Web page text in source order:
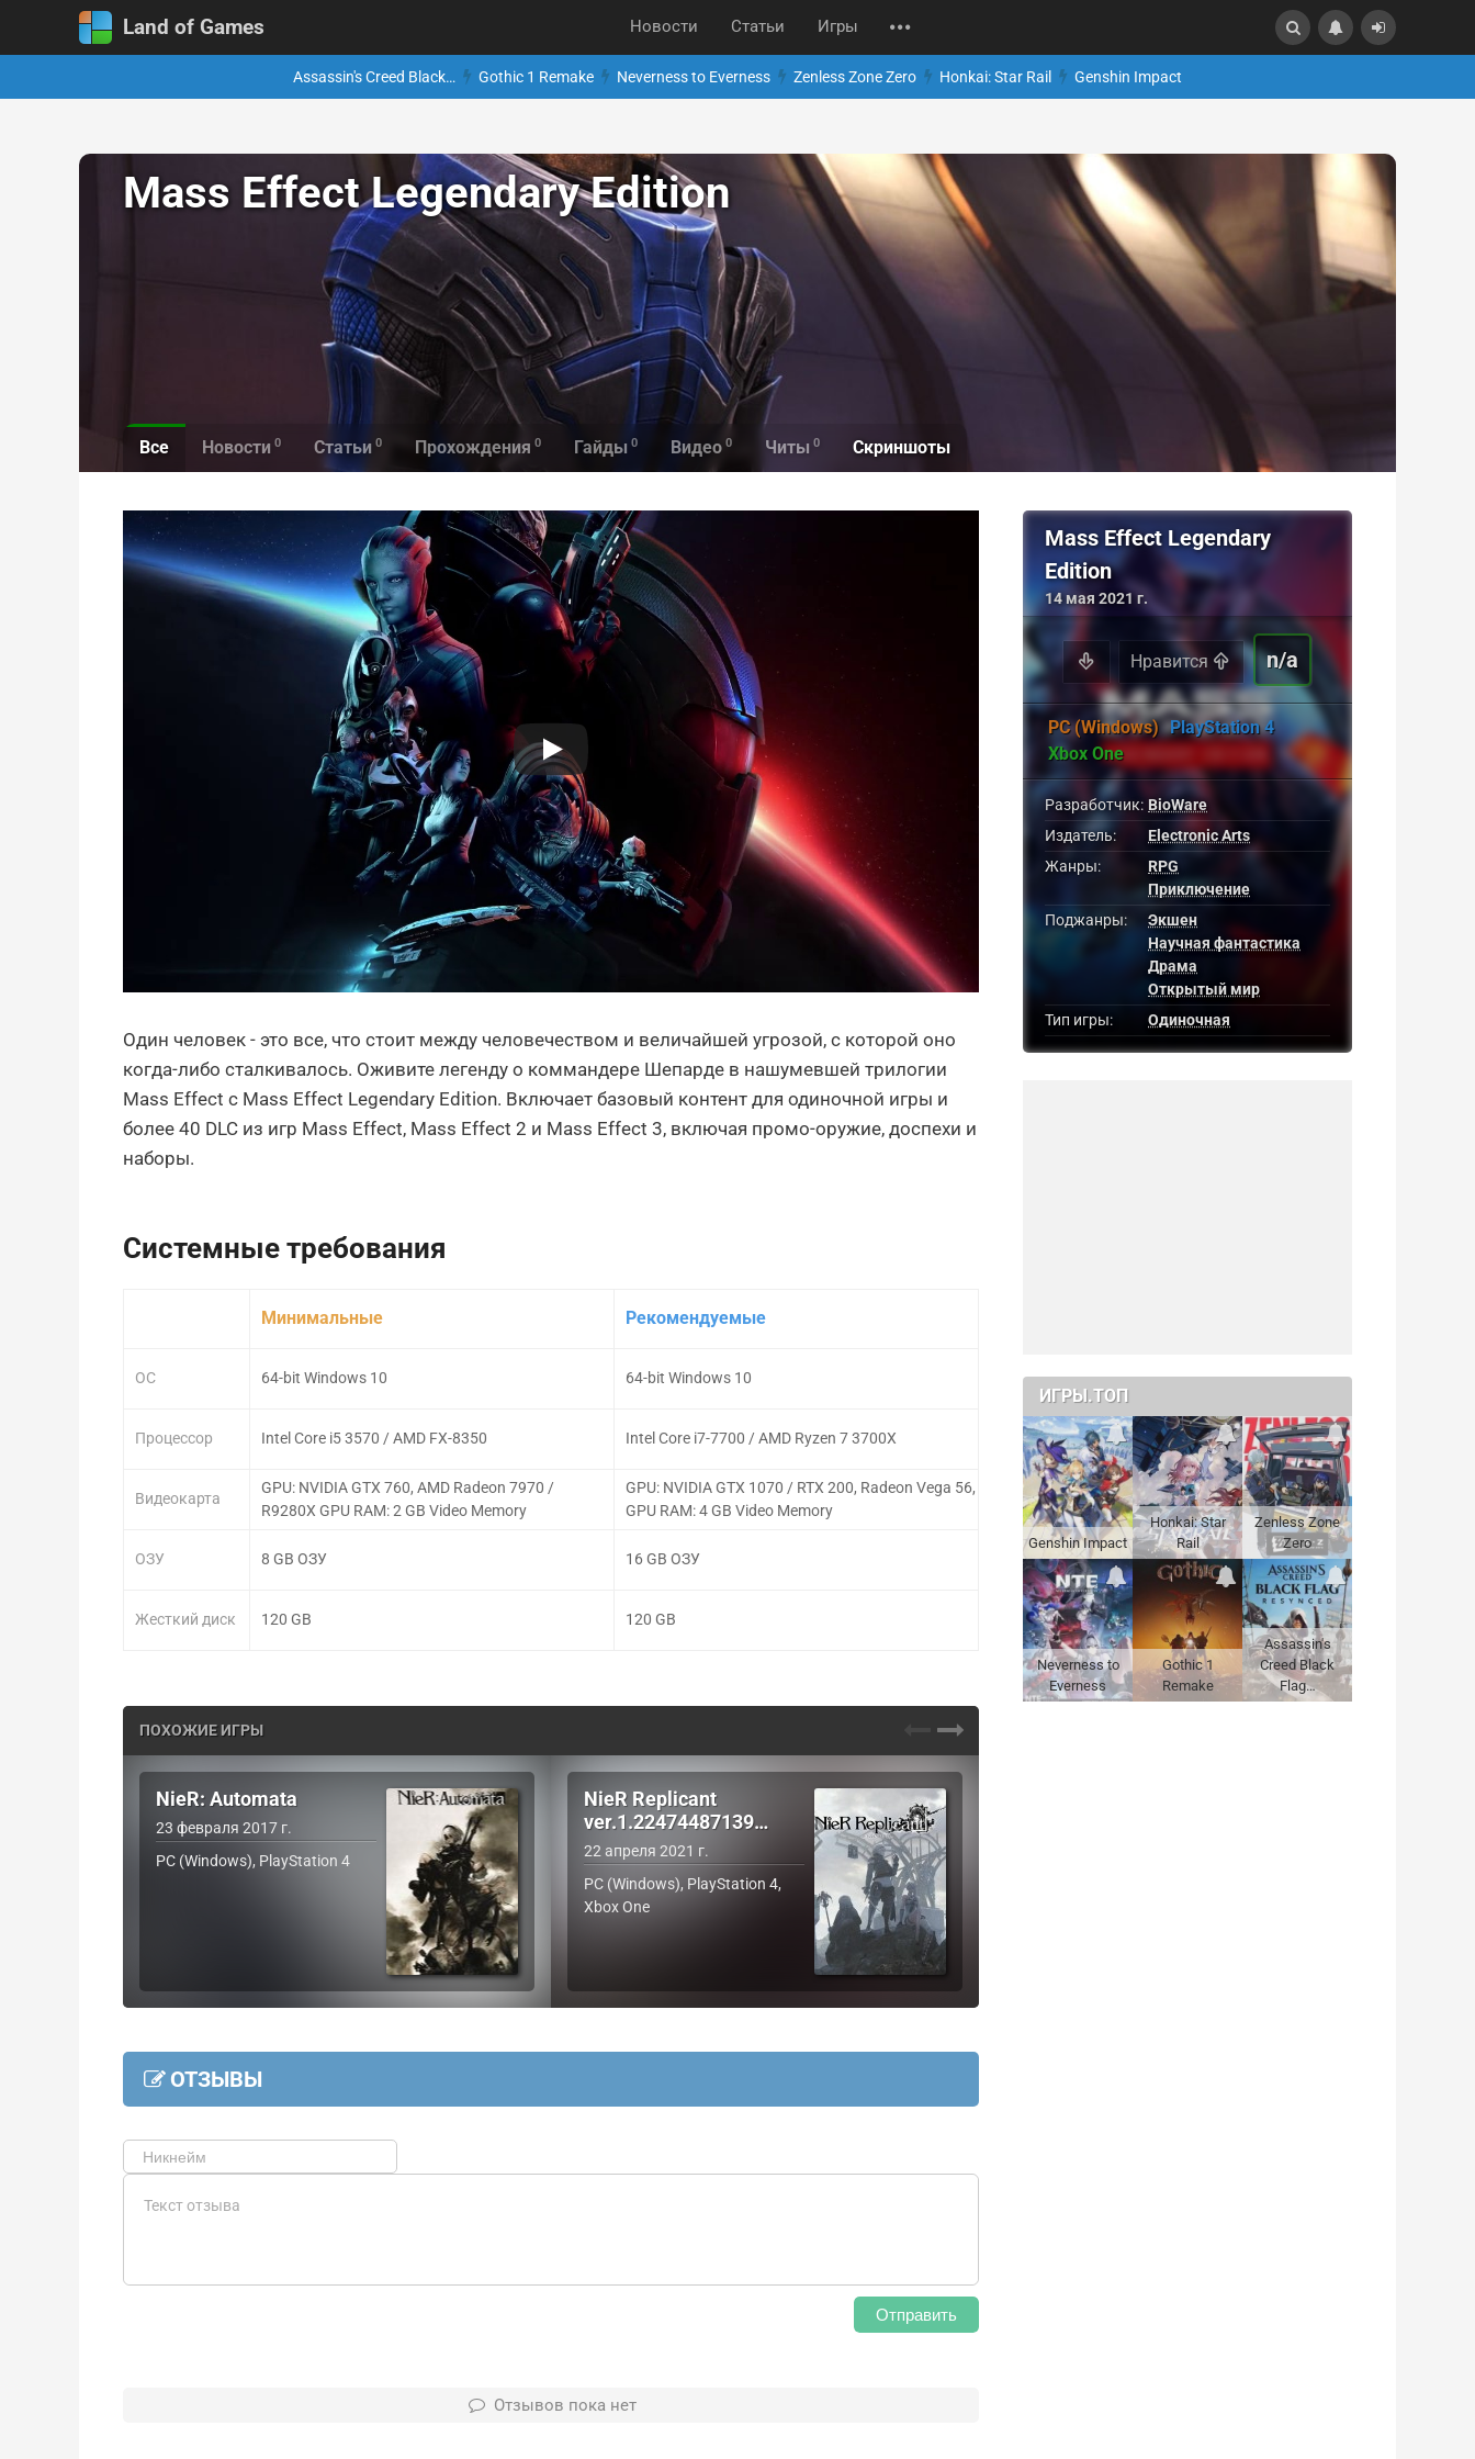
Land of Games Новости Статьи Игры
Assassin's Creed Black… Gothic 1 Remake Neverness to Everness Zenless Zone Zero Honkai: Star Rail Genshin Impact
Mass Effect Legendary Edition
Все Новости 0 Статьи 0 Прохождения 0 Гайды 0 Видео 0 Читы 0 Скриншоты
Один человек - это все, что стоит между человечеством и величайшей угрозой, с которой оно
когда-либо сталкивалось. Оживите легенду о коммандере Шепарде в нашумевшей трилогии
Mass Effect с Mass Effect Legendary Edition. Включает базовый контент для одиночной игры и
более 40 DLC из игр Mass Effect, Mass Effect 2 и Mass Effect 3, включая промо-оружие, доспехи и
наборы.
Системные требования
ОС
Процессор
Видеокарта
ОЗУ
Жесткий диск
Минимальные
64-bit Windows 10
Intel Core i5 3570 / AMD FX-8350
GPU: NVIDIA GTX 760, AMD Radeon 7970 /
R9280X GPU RAM: 2 GB Video Memory
8 GB ОЗУ
120 GB
Рекомендуемые
64-bit Windows 10
Intel Core i7-7700 / AMD Ryzen 7 3700X
GPU: NVIDIA GTX 1070 / RTX 200, Radeon Vega 56,
GPU RAM: 4 GB Video Memory
16 GB ОЗУ
120 GB
ПОХОЖИЕ ИГРЫ
NieR: Automata
23 февраля 2017 г.
PC (Windows), PlayStation 4
NieR Replicant
ver.1.22474487139…
22 апреля 2021 г.
PC (Windows), PlayStation 4,
Xbox One
ОТЗЫВЫ
Отправить
Отзывов пока нет
Mass Effect Legendary
Edition
14 мая 2021 г.
Нравится n/a
PC (Windows) PlayStation 4
Xbox One
Разработчик: BioWare
Издатель:
Electronic Arts
Жанры:
RPG
Приключение
Поджанры:
Экшен
Научная фантастика
Драма
Открытый мир
Тип игры:
Одиночная
ИГРЫ.ТОП
Genshin Impact
Honkai: Star
Rail
Zenless Zone
Zero
Neverness to
Everness
Gothic 1
Remake
Assassin's
Creed Black
Flag…